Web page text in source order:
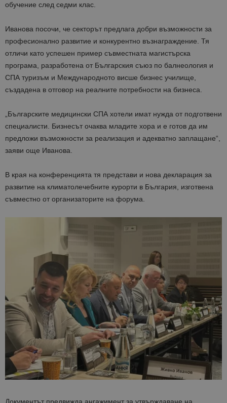
обучение след седми клас.
Иванова посочи, че секторът предлага добри възможности за
професионално развитие и конкурентно възнаграждение. Тя
отличи като успешен пример съвместната магистърска
програма, разработена от Българския съюз по балнеология и
СПА туризъм и Международното висше бизнес училище,
създадена в отговор на реалните потребности на бизнеса.
„Българските медицински СПА хотели имат нужда от подготвени
специалисти. Бизнесът очаква младите хора и е готов да им
предложи възможности за реализация и адекватно заплащане“,
заяви още Иванова.
В края на конференцията тя представи и нова декларация за
развитие на климатолечебните курорти в България, изготвена
съвместно от организаторите на форума.